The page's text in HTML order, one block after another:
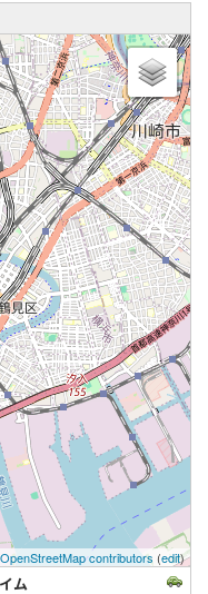
OpenStreetMap contributors (edit)
ム